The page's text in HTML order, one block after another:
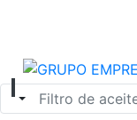
Seleccionar tipo de